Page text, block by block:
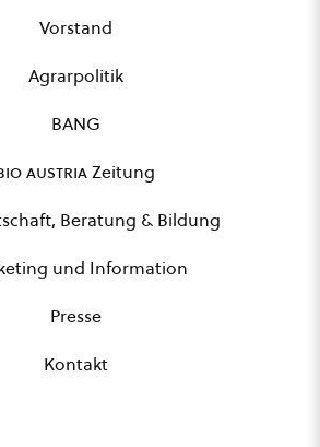
Vorstand
Agrarpolitik
BANG
austriaZeitung
Beratung & Bildung
und Information
Presse
Kontakt